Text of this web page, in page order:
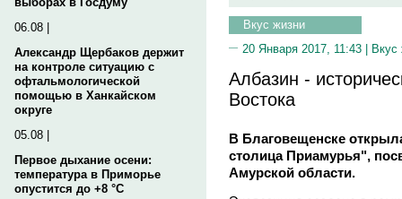
06.08 |
Александр Щербаков держит
на контроле ситуацию с
офтальмологической
помощью в Ханкайском
округе
05.08 |
Первое дыхание осени:
температура в Приморье
опустится до +8 °C
Вкус жизни
20 Января 2017, 11:43 | Вкус
Албазин -
Востока
В Благовещенске
столица Приамурья",
Амурской области.